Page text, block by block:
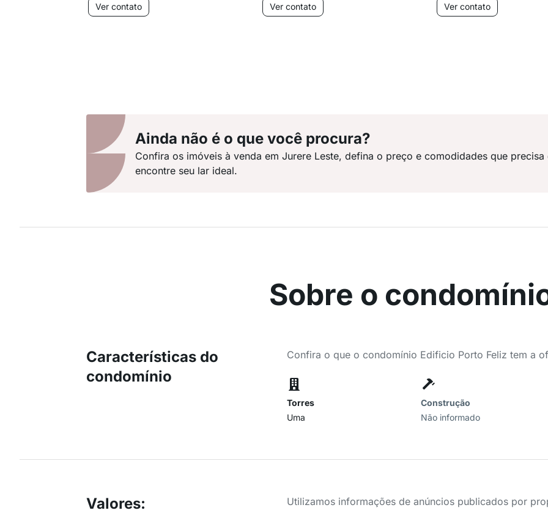
Ver contato Ver contato Ver contato
Ainda não é o que você procura?
Confira os imóveis à venda em Jurere Leste, defina o preço e comodidades que precisa
encontre seu lar ideal.
Sobre o
Características do
condomínio
Confira o que o condomínio Edificio Porto Feliz tem a
Torres
Uma
Construção
Não informado
Valores: Utilizamos informações de anúncios publicados por